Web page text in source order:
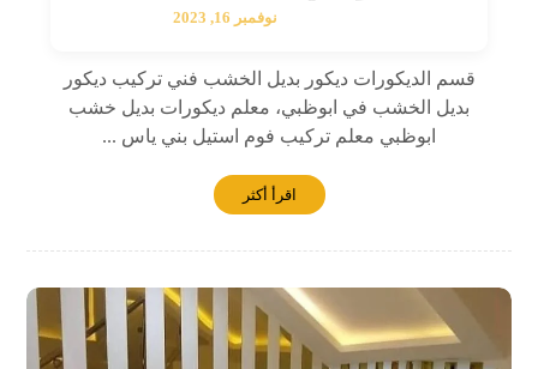
نوفمبر 16, 2023
قسم الديكورات ديكور بديل الخشب فني تركيب ديكور
بديل الخشب في ابوظبي، معلم ديكورات بديل خشب
ابوظبي معلم تركيب فوم استيل بني ياس ...
اقرأ أكثر